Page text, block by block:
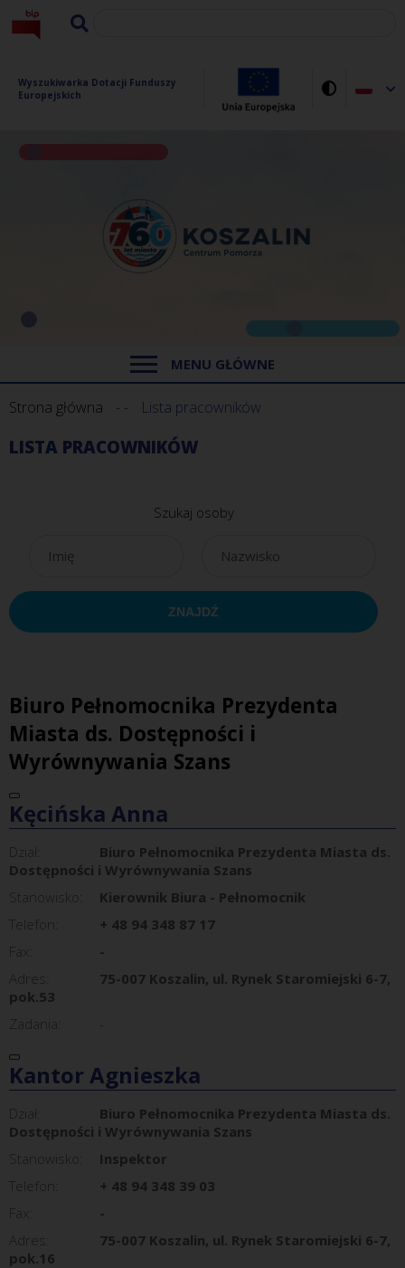
Wyszukiwarka Dotacji Funduszy
Europejskich
MENU GŁÓWNE
Strona główna Lista pracowników
LISTA PRACOWNIKÓW
Szukaj osoby
Biuro Pełnomocnika Prezydenta
Miasta ds. Dostępności i
Wyrównywania Szans
Kęcińska Anna
Dział:
Biuro Pełnomocnika Prezydenta Miasta ds.
Dostępności i Wyrównywania Szans
Stanowisko:
Kierownik Biura - Pełnomocnik
Telefon:
+ 48 94 348 87 17
Fax:
-
Adres:
75-007 Koszalin, ul. Rynek Staromiejski 6-7,
pok.53
Zadania:
Kantor Agnieszka
Dział:
Biuro Pełnomocnika Prezydenta Miasta ds.
Dostępności i Wyrównywania Szans
Stanowisko:
Inspektor
Telefon:
+ 48 94 348 39 03
Fax:
-
Adres:
75-007 Koszalin, ul. Rynek Staromiejski 6-7,
pok.16